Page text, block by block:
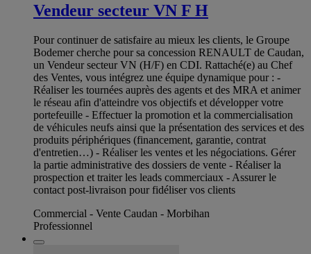
Vendeur secteur VN F H
Pour continuer de satisfaire au mieux les clients, le Groupe
Bodemer cherche pour sa concession RENAULT de Caudan,
un Vendeur secteur VN (H/F) en CDI. Rattaché(e) au Chef
des Ventes, vous intégrez une équipe dynamique pour : -
Réaliser les tournées auprès des agents et des MRA et animer
le réseau afin d'atteindre vos objectifs et développer votre
portefeuille - Effectuer la promotion et la commercialisation
de véhicules neufs ainsi que la présentation des services et des
produits périphériques (financement, garantie, contrat
d'entretien…) - Réaliser les ventes et les négociations. Gérer
la partie administrative des dossiers de vente - Réaliser la
prospection et traiter les leads commerciaux - Assurer le
contact post-livraison pour fidéliser vos clients
Commercial - Vente Caudan - Morbihan
Professionnel